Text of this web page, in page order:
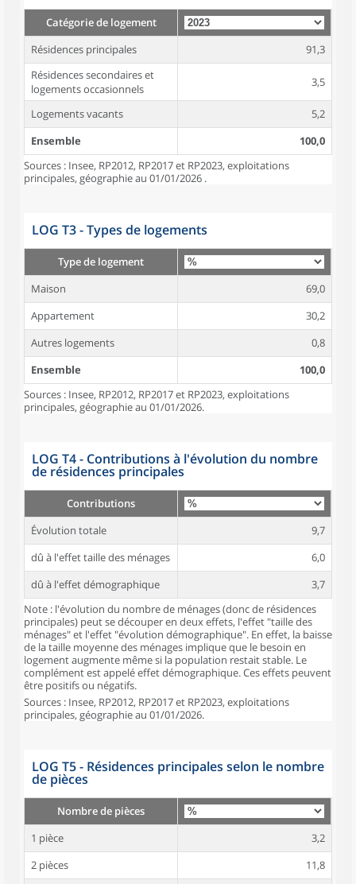
Catégorie de logement
Résidences principales
91,3
Résidences secondaires et
logements occasionnels
3,5
Logements vacants
5,2
Ensemble
100,0
Sources : Insee, RP2012, RP2017 et RP2023, exploitations
principales, géographie au 01/01/2026 .
LOG T3 - Types de logements
Type de logement
Maison
69,0
Appartement
30,2
Autres logements
0,8
Ensemble
100,0
Sources : Insee, RP2012, RP2017 et RP2023, exploitations
principales, géographie au 01/01/2026.
LOG T4 - Contributions à l'évolution du nombre
de résidences principales
Contributions
Évolution totale
9,7
dû à l'effet taille des ménages
6,0
dû à l'effet démographique
3,7
Note : l'évolution du nombre de ménages (donc de résidences
principales) peut se découper en deux effets, l'effet "taille des
ménages" et l'effet "évolution démographique". En effet, la baisse
de la taille moyenne des ménages implique que le besoin en
logement augmente même si la population restait stable. Le
complément est appelé effet démographique. Ces effets peuvent
être positifs ou négatifs.
Sources : Insee, RP2012, RP2017 et RP2023, exploitations
principales, géographie au 01/01/2026.
LOG T5 - Résidences principales selon le nombre
de pièces
Nombre de pièces
1 pièce
3,2
2 pièces
11,8